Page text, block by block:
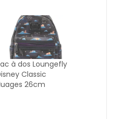
à dos Loungefly
Classic
26cm